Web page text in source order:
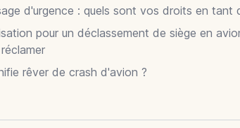
d'urgence : quels sont vos droits en tant
pour un déclassement de siège en
rêver de crash d'avion ?